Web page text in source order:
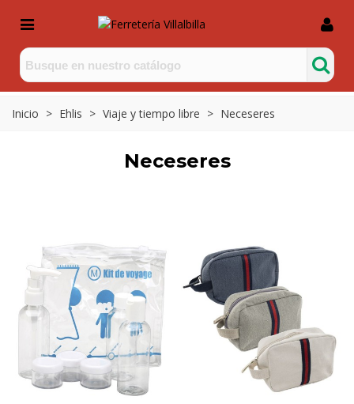
Inicio > Ehlis > Viaje y tiempo libre > Neceseres
Neceseres